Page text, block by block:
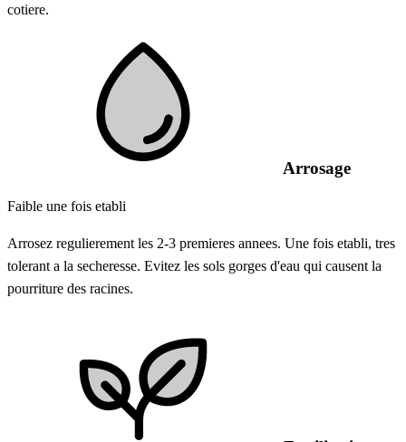
cotiere.
Arrosage
Faible une fois etabli
Arrosez regulierement les 2-3 premieres annees. Une fois etabli, tres
tolerant a la secheresse. Evitez les sols gorges d'eau qui causent la
pourriture des racines.